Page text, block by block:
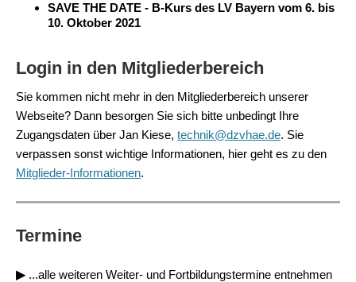
SAVE THE DATE - B-Kurs des LV Bayern vom 6. bis
10. Oktober 2021
Login in den Mitgliederbereich
Sie kommen nicht mehr in den Mitgliederbereich unserer
Webseite? Dann besorgen Sie sich bitte unbedingt Ihre
Zugangsdaten über Jan Kiese, technik@dzvhae.de. Sie
verpassen sonst wichtige Informationen, hier geht es zu den
Mitglieder-Informationen.
Termine
▶ ...alle weiteren Weiter- und Fortbildungstermine entnehmen